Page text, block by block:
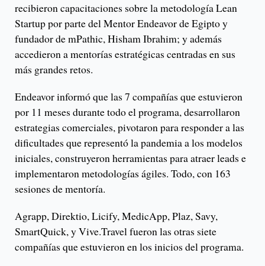
recibieron capacitaciones sobre la metodología Lean
Startup por parte del Mentor Endeavor de Egipto y
fundador de mPathic, Hisham Ibrahim; y además
accedieron a mentorías estratégicas centradas en sus
más grandes retos.
Endeavor informó que las 7 compañías que estuvieron
por 11 meses durante todo el programa, desarrollaron
estrategias comerciales, pivotaron para responder a las
dificultades que representó la pandemia a los modelos
iniciales, construyeron herramientas para atraer leads e
implementaron metodologías ágiles. Todo, con 163
sesiones de mentoría.
Agrapp, Direktio, Licify, MedicApp, Plaz, Savy,
SmartQuick, y Vive.Travel fueron las otras siete
compañías que estuvieron en los inicios del programa.